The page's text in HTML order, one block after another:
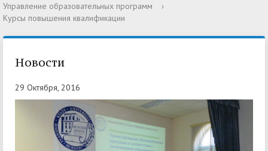
Управление образовательных программ
›
Курсы повышения квалификации
Новости
29 Октября, 2016